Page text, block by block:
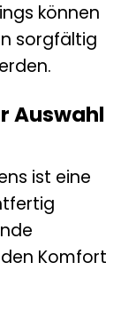
können
sorgfältig
Auswahl
ist eine
Komfort